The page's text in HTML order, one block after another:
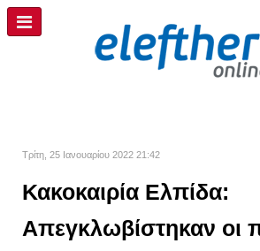
Τρίτη, 25 Ιανουαρίου 2022 21:42
Κακοκαιρία Ελπίδα:
Απεγκλωβίστηκαν οι